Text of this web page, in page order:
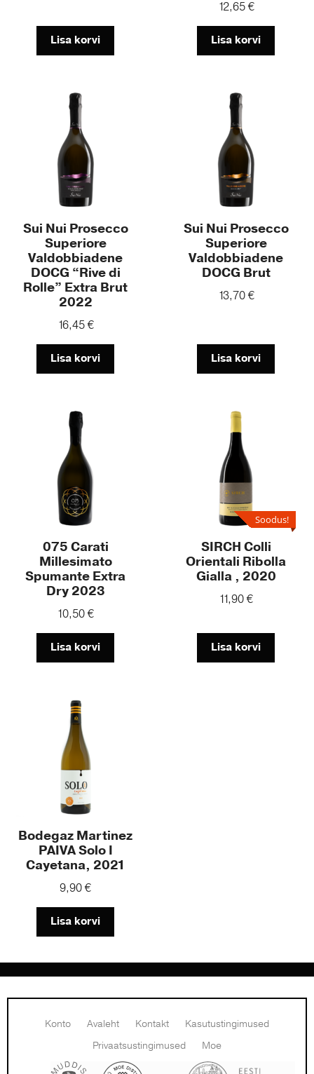
Lisa korvi
12,65€
Lisa korvi
Sui Nui Prosecco
Superiore
Valdobbiadene
DOCG “Rive di
Rolle” Extra Brut
2022
16,45€
Lisa korvi
Sui Nui Prosecco
Superiore
Valdobbiadene
DOCG Brut
13,70€
Lisa korvi
075 Carati
Millesimato
Spumante Extra
Dry 2023
10,50€
Lisa korvi
Soodus!
SIRCH Colli
Orientali Ribolla
Gialla , 2020
11,90€
Lisa korvi
Bodegaz Martinez
PAIVA Solo I
Cayetana, 2021
9,90€
Lisa korvi
Konto Avaleht Kontakt
Kasutustingimused
Privaatsustingimused
Moe